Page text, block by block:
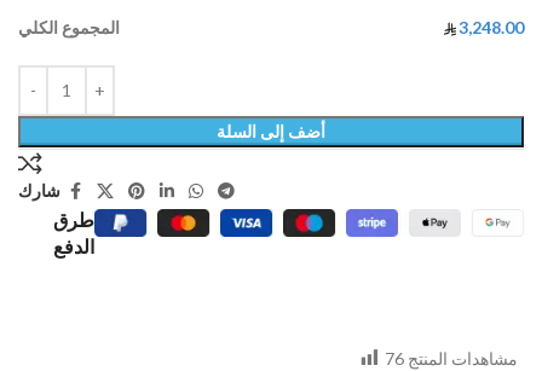
المجموع الكلي
3,248.00
أضف إلى السلة
شارك
طرق
الدفع
مشاهدات المنتج 76